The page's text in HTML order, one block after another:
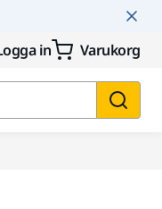
in Varukorg